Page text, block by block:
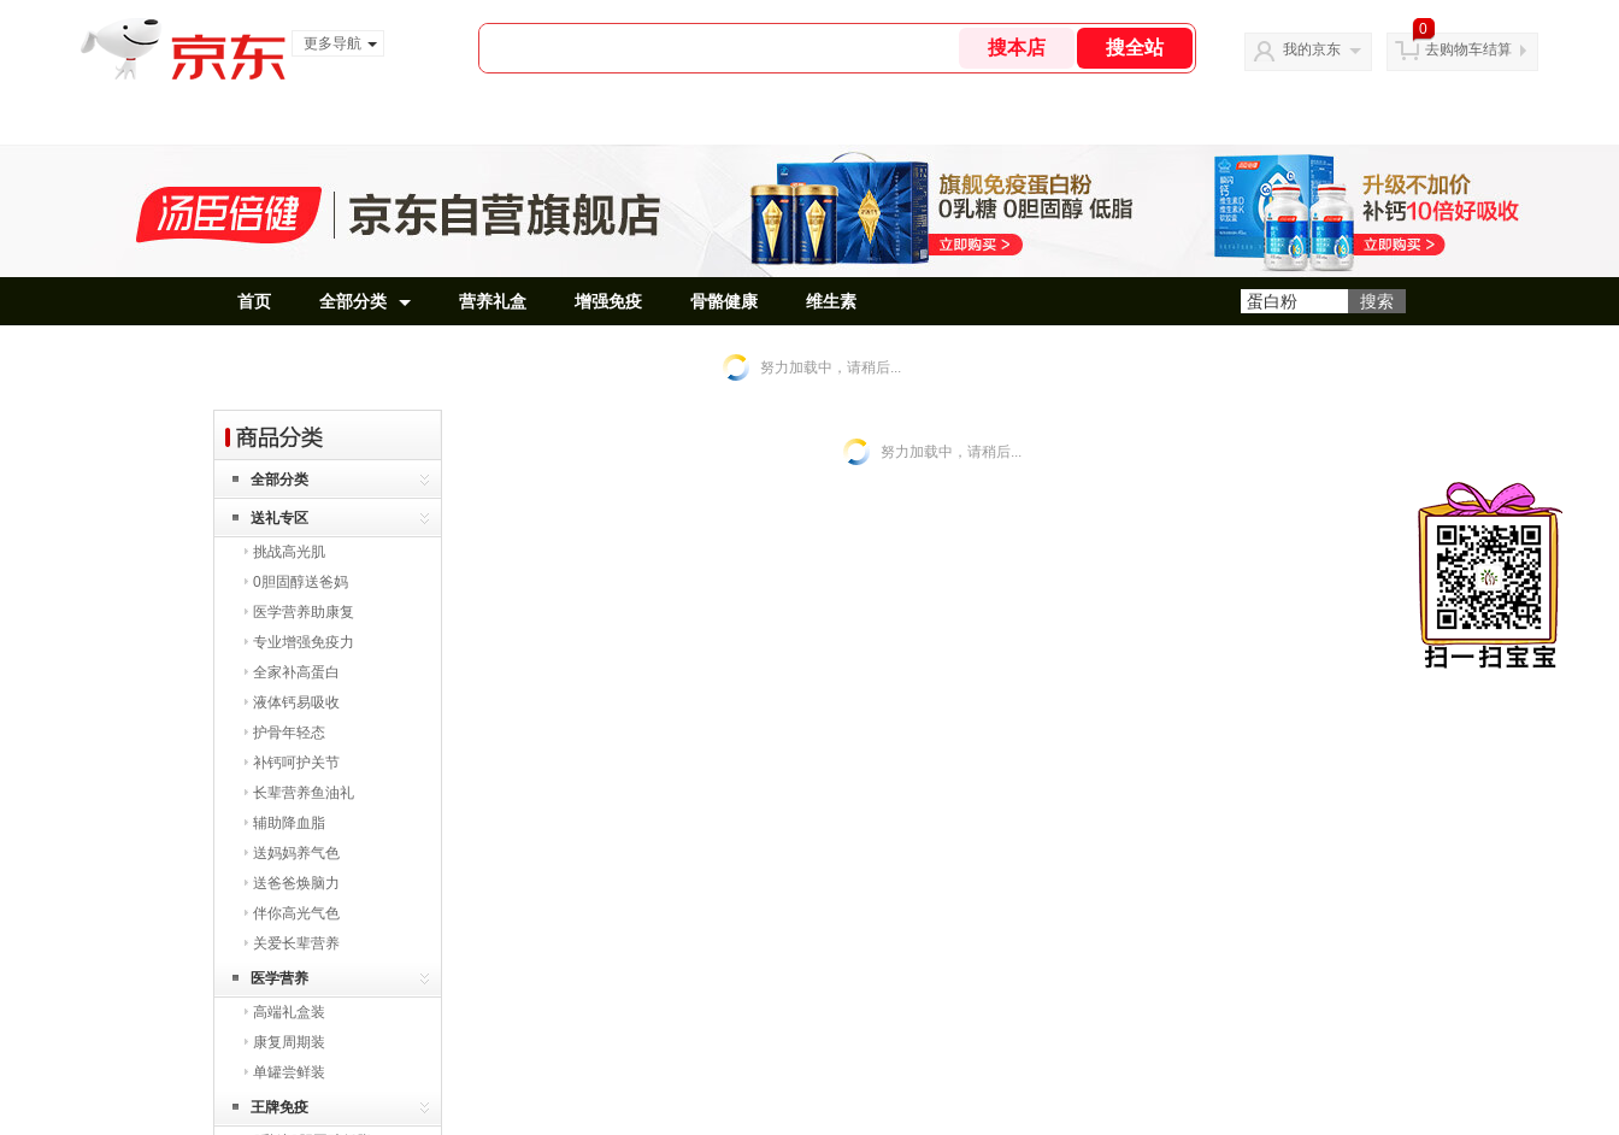
更多导航
我的京东
0
去购物车结算
首页 全部分类 营养礼盒 增强免疫 骨骼健康 维生素
努力加载中，请稍后...
全部分类
送礼专区
挑战高光肌
0胆固醇送爸妈
医学营养助康复
专业增强免疫力
全家补高蛋白
液体钙易吸收
护骨年轻态
补钙呵护关节
长辈营养鱼油礼
辅助降血脂
送妈妈养气色
送爸爸焕脑力
伴你高光气色
关爱长辈营养
医学营养
高端礼盒装
康复周期装
单罐尝鲜装
王牌免疫
努力加载中，请稍后...